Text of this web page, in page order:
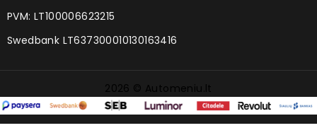
PVM: LT100006623215
Swedbank LT637300010130163416
2026 © Automeniu.lt